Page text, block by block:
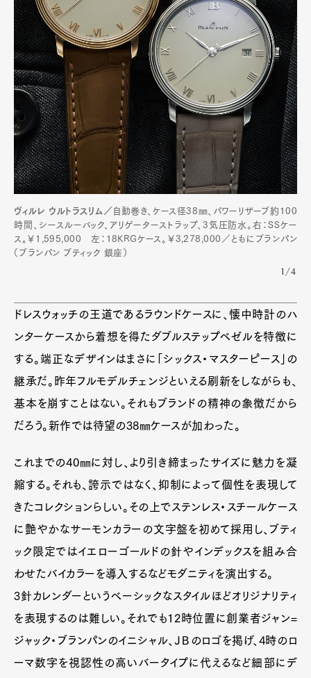
ヴィルレ ウルトラスリム／ 自動巻き、ケース径38㎜、パワーリザーブ約100
時間、シースルーバック、アリゲーターストラップ、3気圧防水。右：SSケー
ス。￥1,595,000 左：18KRGケース。￥3,278,000／ともにブランパン
（ブランパン ブティック 銀座）
1/4
ドレスウォッチの王道であるラウンドケースに、懐中時計のハ
ンターケースから着想を得たダブルステップベゼルを特徴に
する。端正なデザインはまさに「シックス・マスターピース」の
継承だ。昨年フルモデルチェンジといえる刷新をしながらも、
基本を崩すことはない。それもブランドの精神の象徴だから
だろう。新作では待望の38㎜ケースが加わった。
これまでの40㎜に対し、より引き締まったサイズに魅力を凝
縮する。それも、誇示ではなく、抑制によって個性を表現して
きたコレクションらしい。その上でステンレス・スチールケース
に艶やかなサーモンカラーの文字盤を初めて採用し、ブティ
ック限定ではイエローゴールドの針やインデックスを組み合
わせたバイカラーを導入するなどモダニティを演出する。
3針カレンダーというベーシックなスタイルほどオリジナリティ
を表現するのは難しい。それでも12時位置に創業者ジャン=
ジャック・ブランパンのイニシャル、ＪＢのロゴを掲げ、4時のロ
ーマ数字を視認性の高いバータイプに代えるなど細部にデ